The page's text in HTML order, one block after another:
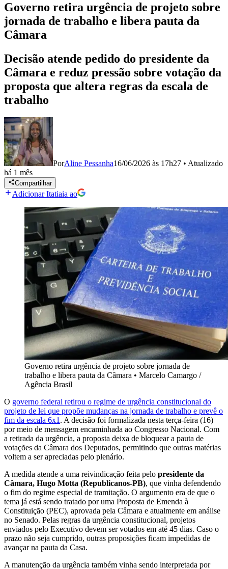
Governo retira urgência de projeto sobre
jornada de trabalho e libera pauta da
Câmara
Decisão atende pedido do presidente da
Câmara e reduz pressão sobre votação da
proposta que altera regras da escala de
trabalho
PorAline Pessanha16/06/2026 às 17h27 • Atualizado
há 1 mês
Compartilhar
Adicionar Itatiaia ao
Governo retira urgência de projeto sobre jornada de
trabalho e libera pauta da Câmara • Marcelo Camargo /
Agência Brasil
O governo federal retirou o regime de urgência constitucional do
projeto de lei que propõe mudanças na jornada de trabalho e prevê o
fim da escala 6x1 . A decisão foi formalizada nesta terça-feira (16)
por meio de mensagem encaminhada ao Congresso Nacional. Com
a retirada da urgência, a proposta deixa de bloquear a pauta de
votações da Câmara dos Deputados, permitindo que outras matérias
voltem a ser apreciadas pelo plenário.
A medida atende a uma reivindicação feita pelo presidente da
Câmara, Hugo Motta (Republicanos-PB), que vinha defendendo
o fim do regime especial de tramitação. O argumento era de que o
tema já está sendo tratado por uma Proposta de Emenda à
Constituição (PEC), aprovada pela Câmara e atualmente em análise
no Senado. Pelas regras da urgência constitucional, projetos
enviados pelo Executivo devem ser votados em até 45 dias. Caso o
prazo não seja cumprido, outras proposições ficam impedidas de
avançar na pauta da Casa.
A manutenção da urgência também vinha sendo interpretada por